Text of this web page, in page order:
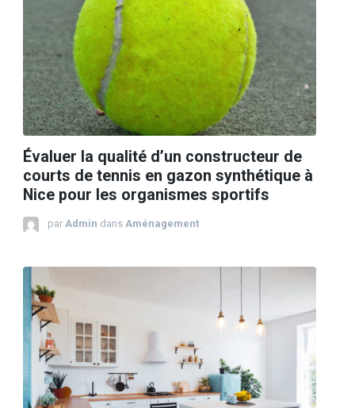
Évaluer la qualité d’un constructeur de
courts de tennis en gazon synthétique à
Nice pour les organismes sportifs
par Admin dans Aménagement